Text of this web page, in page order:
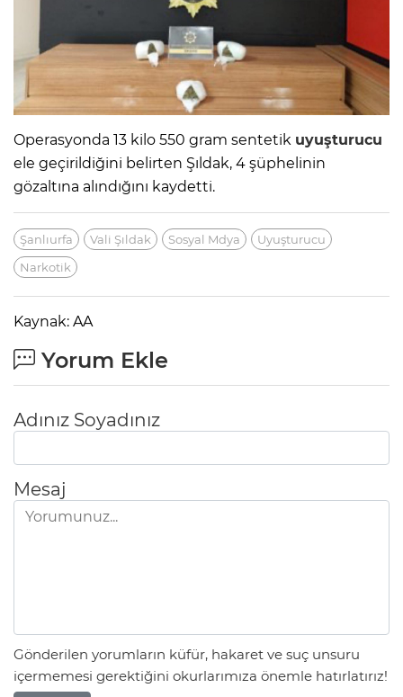
Operasyonda 13 kilo 550 gram sentetik uyuşturucu
ele geçirildiğini belirten Şıldak, 4 şüphelinin
gözaltına alındığını kaydetti.
Şanlıurfa Vali Şıldak Sosyal Mdya
Uyuşturucu
Narkotik
Kaynak: AA
Yorum Ekle
Adınız Soyadınız
Mesaj
Gönderilen yorumların küfür, hakaret ve suç unsuru
içermemesi gerektiğini okurlarımıza önemle hatırlatırız!